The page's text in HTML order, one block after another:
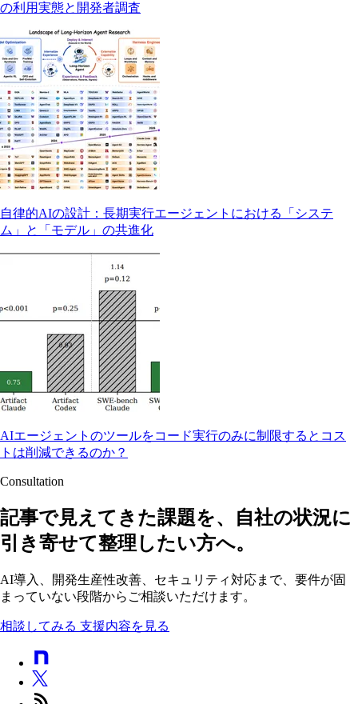
の利用実態と開発者調査
自律的AIの設計：長期実行エージェントにおける「システ
ム」と「モデル」の共進化
AIエージェントのツールをコード実行のみに制限するとコス
トは削減できるのか？
Consultation
記事で見えてきた課題を、自社の状況に
引き寄せて整理したい方へ。
AI導入、開発生産性改善、セキュリティ対応まで、要件が固
まっていない段階からご相談いただけます。
相談してみる 支援内容を見る